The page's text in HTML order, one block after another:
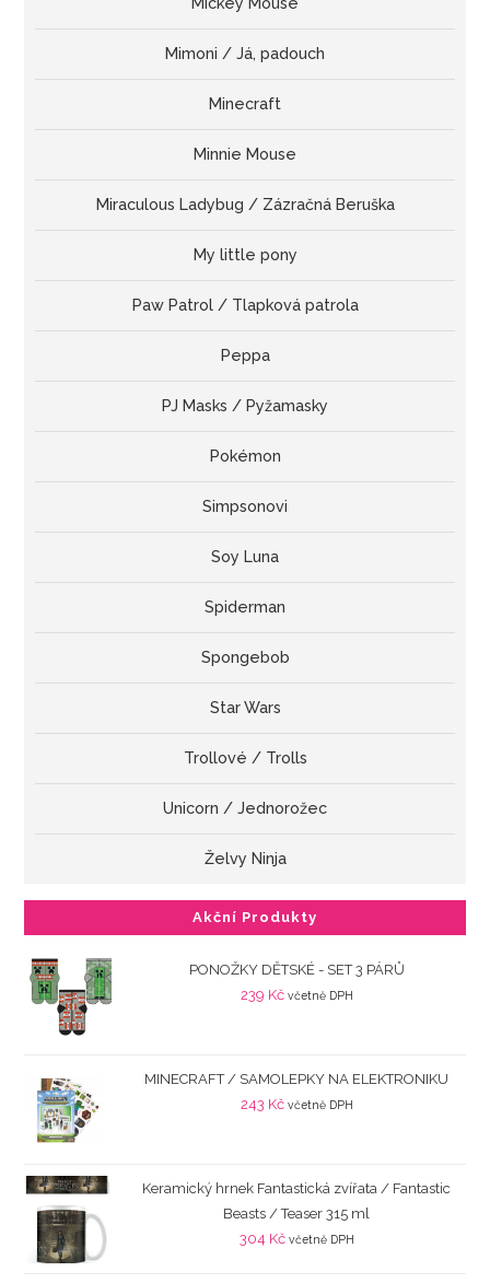
Mimoni / Já, padouch
Minecraft
Minnie Mouse
Miraculous Ladybug / Zázračná Beruška
My little pony
Paw Patrol / Tlapková patrola
Peppa
PJ Masks / Pyžamasky
Pokémon
Simpsonovi
Soy Luna
Spiderman
Spongebob
Star Wars
Trollové / Trolls
Unicorn / Jednorožec
Želvy Ninja
Akční Produkty
PONOŽKY DĚTSKÉ - SET 3 PÁRŮ
239 Kč včetně DPH
MINECRAFT / SAMOLEPKY NA ELEKTRONIKU
243 Kč včetně DPH
Keramický hrnek Fantastická zvířata / Fantastic
Beasts / Teaser 315 ml
304 Kč včetně DPH